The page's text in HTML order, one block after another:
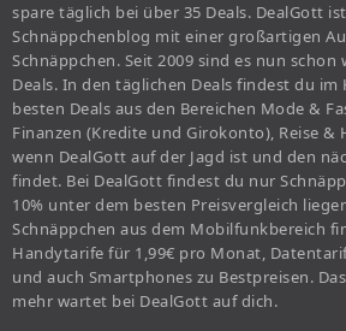
spare täglich bei über 35 Deals. DealGott
Schnäppchenblog mit einer großartigen
Schnäppchen. Seit 2009 sind es nun schon
Deals. In den täglichen Deals findest du
besten Deals aus den Bereichen Mode &
Finanzen (Kredite und Girokonto), Reise &
wenn DealGott auf der Jagd ist und den
findet. Bei DealGott findest du nur
10% unter dem besten Preisvergleich
Schnäppchen aus dem Mobilfunkbereich
Handytarife für 1,99€ pro Monat,
und auch Smartphones zu Bestpreisen.
mehr wartet bei DealGott auf dich.